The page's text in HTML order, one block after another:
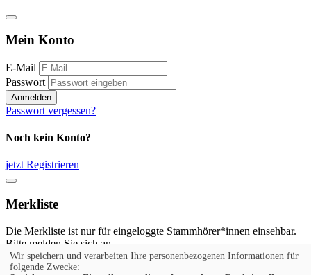
Mein Konto
E-Mail
Passwort
Anmelden
Passwort vergessen?
Noch kein Konto?
jetzt Registrieren
Merkliste
Die Merkliste ist nur für eingeloggte Stammhörer*innen einsehbar.
Bitte melden Sie sich an.
Anmelden
Wir speichern und verarbeiten Ihre personenbezogenen Informationen für
folgende Zwecke: